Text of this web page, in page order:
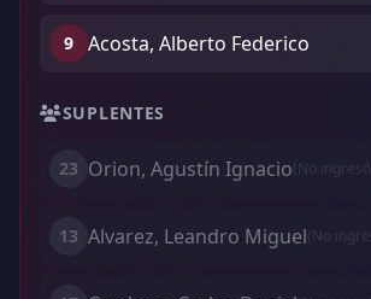
9 Acosta, Alberto Federico
SUPLENTES
23 Orion, Agustín Ignacio(No
13 Alvarez, Leandro Miguel(No